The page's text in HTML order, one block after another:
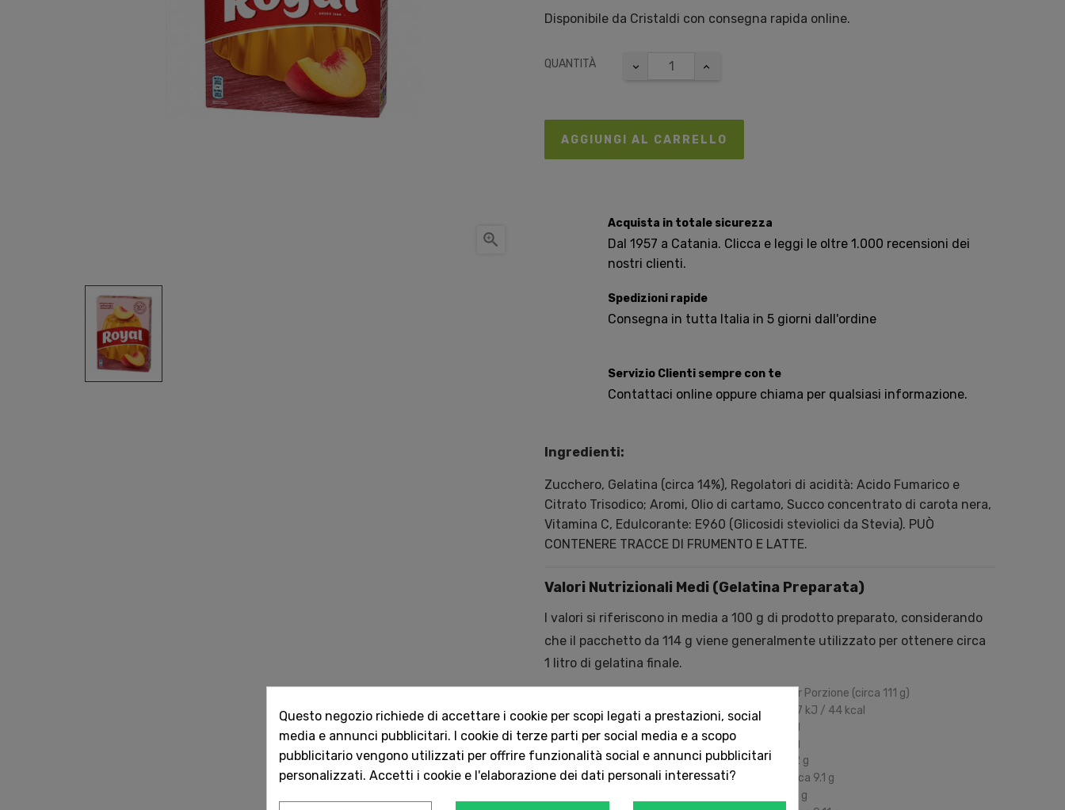

Disponibile da Cristaldi con consegna rapida online.
QUANTITÀ
AGGIUNGI AL CARRELLO
Acquista in totale sicurezza
Dal 1957 a Catania. Clicca e leggi le oltre 1.000 recensioni dei
nostri clienti.
Spedizioni rapide
Consegna in tutta Italia in 5 giorni dall'ordine
Servizio Clienti sempre con te
Contattaci online oppure chiama per qualsiasi informazione.
Ingredienti:
Zucchero, Gelatina (circa 14%), Regolatori di acidità: Acido Fumarico e
Citrato Trisodico; Aromi, Olio di cartamo, Succo concentrato di carota nera,
Vitamina C, Edulcorante: E960 (Glicosidi steviolici da Stevia). PUÒ
CONTENERE TRACCE DI FRUMENTO E LATTE.
Valori Nutrizionali Medi (Gelatina Preparata)
I valori si riferiscono in media a 100 g di prodotto preparato, considerando
che il pacchetto da 114 g viene generalmente utilizzato per ottenere circa
1 litro di gelatina finale.
Per Porzione (circa 111 g)
Energia
168kJ /39kcal 187 kJ / 44 kcal
Grassi
0
g
di cui saturi
0g
g
Carboidrati 8.3g 9.2 g
di cui zuccheriCirca8.2 g Circa 9.1 g
g
Questo negozio richiede di accettare i cookie per scopi legati a prestazioni, social
media e annunci pubblicitari. I cookie di terze parti per social media e a scopo
pubblicitario vengono utilizzati per offrire funzionalità social e annunci pubblicitari
personalizzati. Accetti i cookie e l'elaborazione dei dati personali interessati?